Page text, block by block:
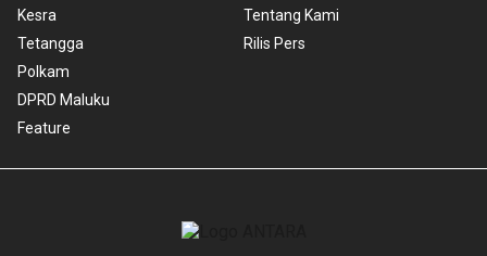
Kesra
Tetangga
Polkam
DPRD Maluku
Feature
Tentang Kami
Rilis Pers